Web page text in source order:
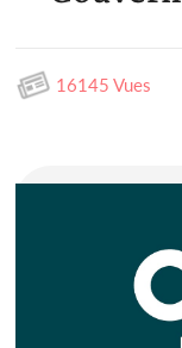
16145 Vues